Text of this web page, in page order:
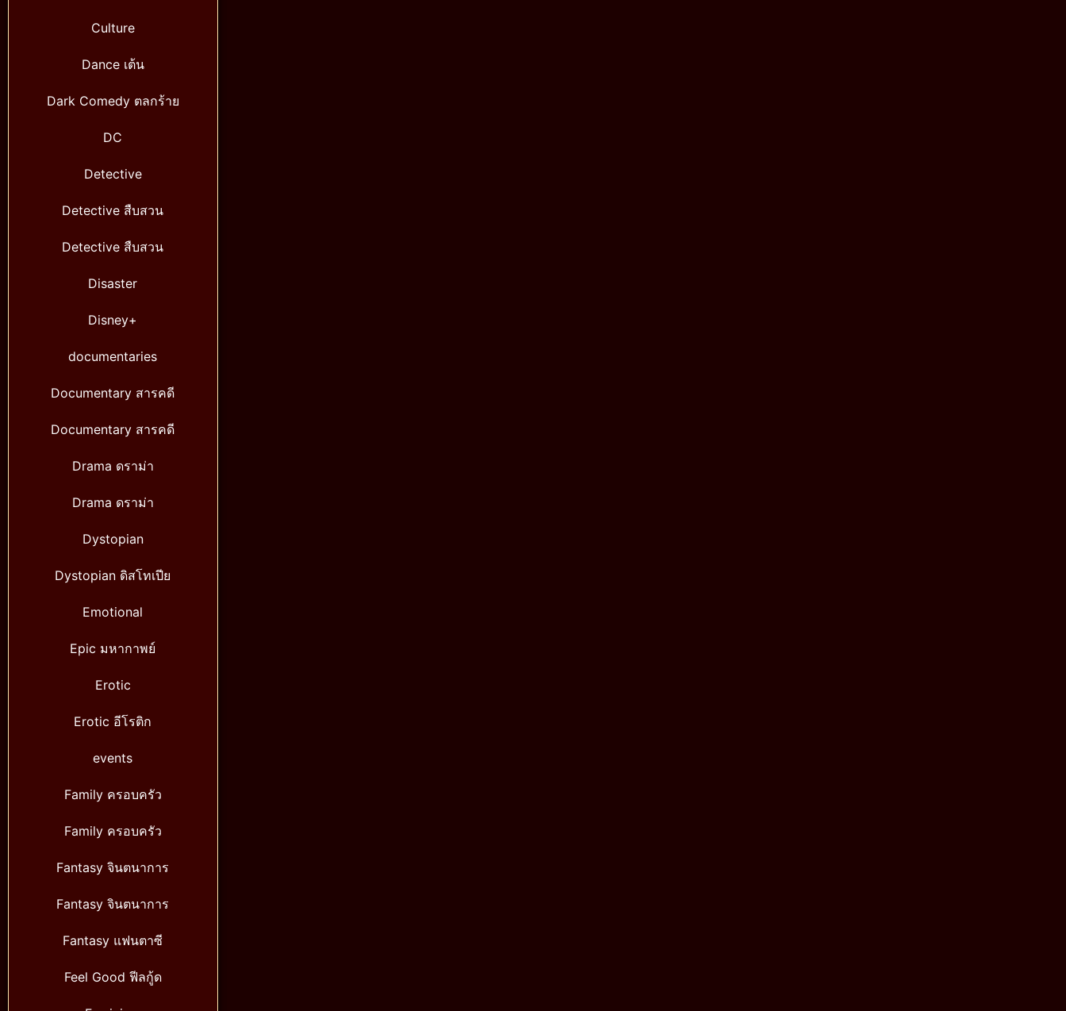
Culture
Dance เต้น
Dark Comedy ตลกร้าย
DC
Detective
Detective สืบสวน
Detective สืบสวน
Disaster
Disney+
documentaries
Documentary สารคดี
Documentary สารคดี
Drama ดราม่า
Drama ดราม่า
Dystopian
Dystopian ดิสโทเปีย
Emotional
Epic มหากาพย์
Erotic
Erotic อีโรติก
events
Family ครอบครัว
Family ครอบครัว
Fantasy จินตนาการ
Fantasy จินตนาการ
Fantasy แฟนตาซี
Feel Good ฟีลกู้ด